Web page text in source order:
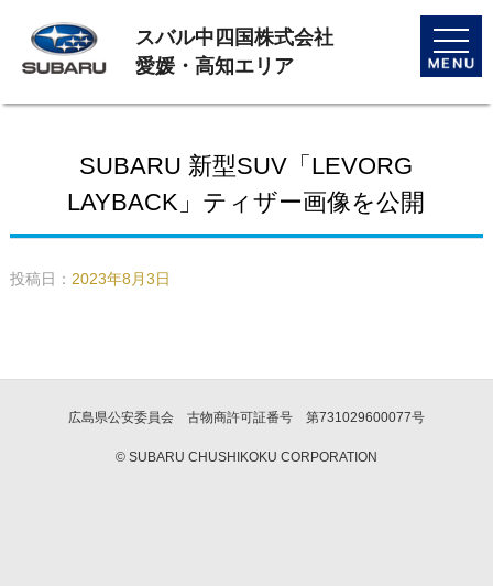
toggle
スバル中四国株式会社
愛媛・高知エリア
SUBARU 新型SUV「LEVORG
LAYBACK」ティザー画像を公開
投稿日： 2023年8月3日
広島県公安委員会 古物商許可証番号 第731029600077号
© SUBARU CHUSHIKOKU CORPORATION